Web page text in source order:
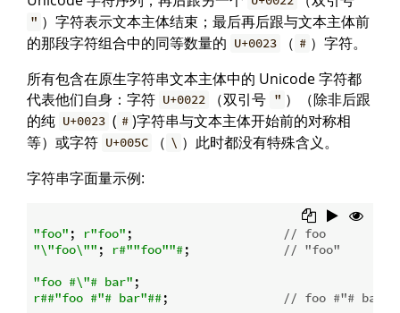
" ）字符表示文本主体结束；最后再后跟与文本主体前
的那段字符组合中的同等数量的 U+0023 （ # ）字符。
所有包含在原生字符串文本主体中的 Unicode 字符都
代表他们自身：字符 U+0022 （双引号 " ）（除非后跟
的纯 U+0023 ( # )字符串与文本主体开始前的对称相
等）或字符 U+005C （ \ ）此时都没有特殊含义。
字符串字面量示例:
"foo" ; r"foo" ;
// foo
"\"foo\"" ; r#""foo""#;
// "foo"
"foo #\"# bar"
r##"foo #"# bar"##;
// foo #"# bar